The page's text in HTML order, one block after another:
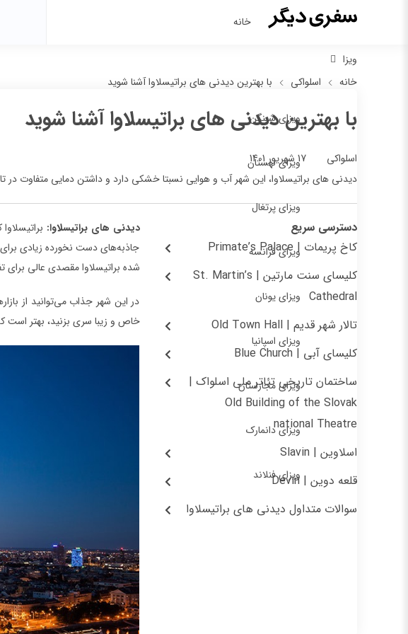
خانه
ویزا
ویزای شینگن
ویزای لهستان
ویزای پرتغال
ویزای فرانسه
ویزای یونان
ویزای اسپانیا
ویزای مجارستان
ویزای دانمارک
ویزای فنلاند
خانه اسلواکی با بهترین دیدنی های براتیسلاوا آشنا شوید
با بهترین دیدنی های براتیسلاوا آشنا شوید
اسلواکی
17 شهریور 1401
دیدنی های براتیسلاوا، این شهر آب و هوایی نسبتا خشکی دارد و داشتن دمایی متفاوت
دسترسی سریع
کاخ پریمات | Primate’s Palace
کلیسای سنت مارتین | St. Martin’s
Cathedral
تالار شهر قدیم | Old Town Hall
کلیسای آبی | Blue Church
ساختمان تاریخی تئاتر ملی اسلواک |
Old Building of the Slovak
national Theatre
اسلاوین | Slavin
قلعه دوین | Devin
سوالات متداول دیدنی های براتیسلاوا
دیدنی های براتیسلاوا:
جاذبه‌های دست نخورده زیادی
شده براتیسلاوا مقصدی عالی
در این شهر جذاب می‌توانید از
خاص و زیبا سری بزنید، بهتر است